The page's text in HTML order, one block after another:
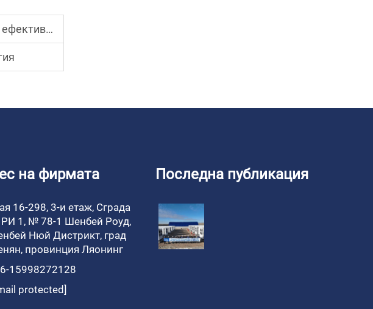
на фирмата
16-298, 3-и етаж, Сграда
РИ 1, № 78-1 Шенбей Роуд,
Нюй Дистрикт, град
провинция Ляонинг
15998272128
protected]
Последна публикация